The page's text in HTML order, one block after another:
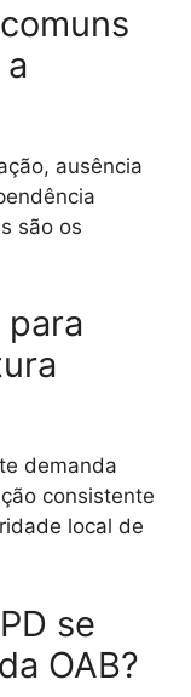
ausência
são os
demanda
consistente
local de
se
OAB?